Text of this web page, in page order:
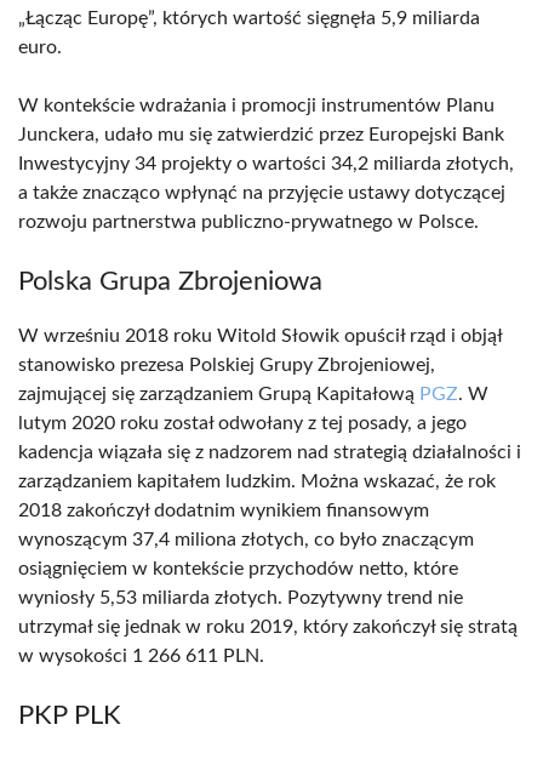
„Łącząc Europę”, których wartość sięgnęła 5,9 miliarda
euro.
W kontekście wdrażania i promocji instrumentów Planu
Junckera, udało mu się zatwierdzić przez Europejski Bank
Inwestycyjny 34 projekty o wartości 34,2 miliarda złotych,
a także znacząco wpłynąć na przyjęcie ustawy dotyczącej
rozwoju partnerstwa publiczno-prywatnego w Polsce.
Polska Grupa Zbrojeniowa
W wrześniu 2018 roku Witold Słowik opuścił rząd i objął
stanowisko prezesa Polskiej Grupy Zbrojeniowej,
zajmującej się zarządzaniem Grupą Kapitałową PGZ. W
lutym 2020 roku został odwołany z tej posady, a jego
kadencja wiązała się z nadzorem nad strategią działalności i
zarządzaniem kapitałem ludzkim. Można wskazać, że rok
2018 zakończył dodatnim wynikiem finansowym
wynoszącym 37,4 miliona złotych, co było znaczącym
osiągnięciem w kontekście przychodów netto, które
wyniosły 5,53 miliarda złotych. Pozytywny trend nie
utrzymał się jednak w roku 2019, który zakończył się stratą
w wysokości 1 266 611 PLN.
PKP PLK